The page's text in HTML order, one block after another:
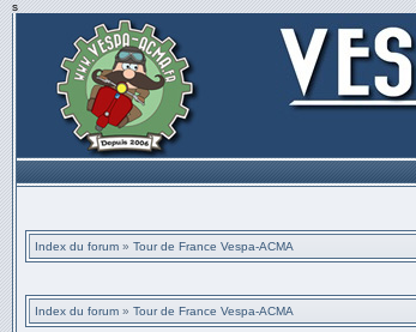
s
Index du forum » Tour de France Vespa-ACMA
Index du forum » Tour de France Vespa-ACMA